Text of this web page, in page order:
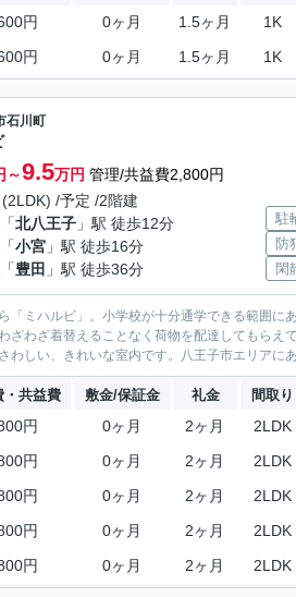
円 0ヶ月 1.5ヶ月 1K
円 0ヶ月 1.5ヶ月 1K
石川町
～9.5万円 管理/共益費2,800円
/予定 /2階建
「北八王子 」駅 徒歩12分
「小宮 」駅 徒歩16分
「豊田 」駅 徒歩36分
駐
防
閑
「ミハルビ」。小学校が十分通学できる範囲に
ざわざ着替えることなく荷物を配達してもらえ
わしい、きれいな室内です。八王子市エリアに
・共益費 敷金/保証金 礼金 間取り
円 0ヶ月 2ヶ月 2LDK
円 0ヶ月 2ヶ月 2LDK
円 0ヶ月 2ヶ月 2LDK
円 0ヶ月 2ヶ月 2LDK
円 0ヶ月 2ヶ月 2LDK